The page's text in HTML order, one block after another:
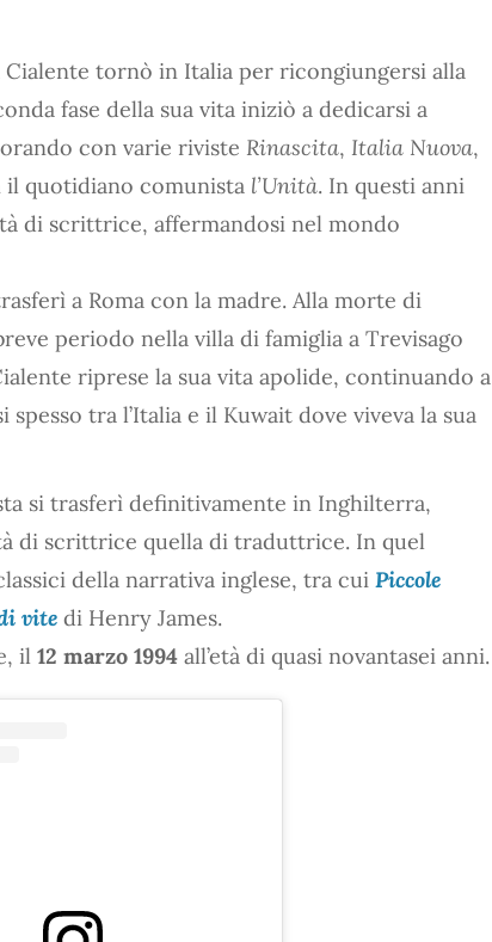
Cialente tornò in Italia per ricongiungersi alla
fase della sua vita iniziò a dedicarsi a
con varie riviste Rinascita, Italia Nuova,
il quotidiano comunista l’Unità. In questi anni
di scrittrice, affermandosi nel mondo
a Roma con la madre. Alla morte di
periodo nella villa di famiglia a Trevisago
riprese la sua vita apolide, continuando a
tra l’Italia e il Kuwait dove viveva la sua
si trasferì definitivamente in Inghilterra,
di scrittrice quella di traduttrice. In quel
della narrativa inglese, tra cui Piccole
vite di Henry James.
il 12 marzo 1994 all’età di quasi novantasei anni.